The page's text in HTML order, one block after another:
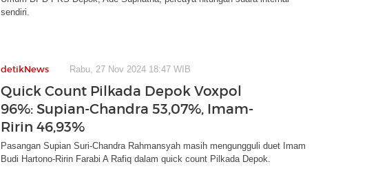
sendiri.
detikNews Rabu, 27 Nov 2024 18:47 WIB
Quick Count Pilkada Depok Voxpol
96%: Supian-Chandra 53,07%, Imam-
Ririn 46,93%
Pasangan Supian Suri-Chandra Rahmansyah masih mengungguli duet Imam
Budi Hartono-Ririn Farabi A Rafiq dalam quick count Pilkada Depok.